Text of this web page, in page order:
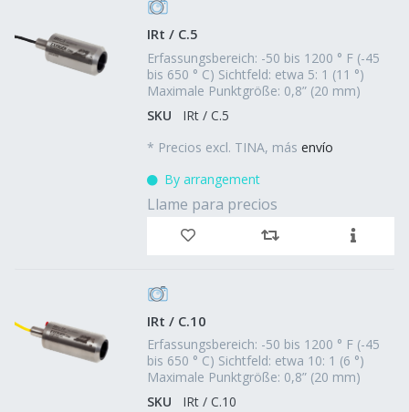
IRt / C.5
Erfassungsbereich: -50 bis 1200 ° F (-45
bis 650 ° C) Sichtfeld: etwa 5: 1 (11 °)
Maximale Punktgröße: 0,8” (20 mm)
SKU
IRt / C.5
* Precios excl. TINA, más envío
By arrangement
Llame para precios
IRt / C.10
Erfassungsbereich: -50 bis 1200 ° F (-45
bis 650 ° C) Sichtfeld: etwa 10: 1 (6 °)
Maximale Punktgröße: 0,8” (20 mm)
SKU
IRt / C.10